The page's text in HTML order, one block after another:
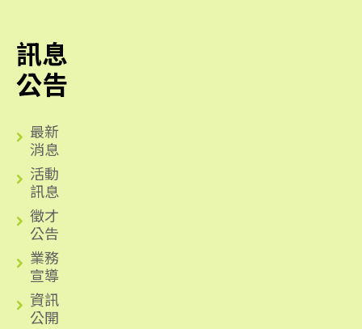
訊息
公告
最新
消息
活動
訊息
徵才
公告
業務
宣導
資訊
公開